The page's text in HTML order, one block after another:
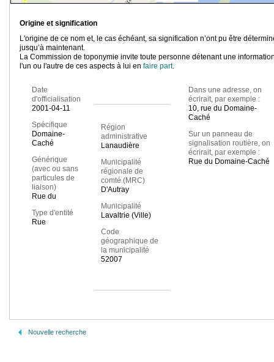
Origine et signification
L'origine de ce nom et, le cas échéant, sa signification n’ont pu être
jusqu’à maintenant.
La Commission de toponymie invite toute personne détenant une
l'un ou l'autre de ces aspects à lui en faire part.
Date
d'officialisation
2001-04-11
Spécifique
Domaine-
Caché
Générique
(avec ou sans
particules de
liaison)
Rue du
Type d'entité
Rue
Région
administrative
Lanaudière
Municipalité
régionale de
comté (MRC)
D'Autray
Municipalité
Lavaltrie (Ville)
Code
géographique de
la municipalité
52007
Dans une adresse, on
écrirait, par exemple :
10, rue du Domaine-
Caché
Sur un panneau de
signalisation routière, on
écrirait, par exemple :
Rue du Domaine-Caché
Nouvelle recherche